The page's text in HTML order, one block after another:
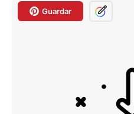
Guardar